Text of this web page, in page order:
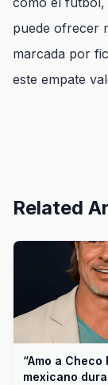
puede ofrecer
marcada por
este empate
Related
“Amo a
mexicano